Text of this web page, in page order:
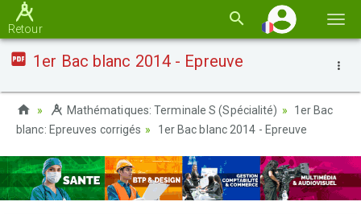
la
Retour
1er Bac blanc 2014 - Epreuve
Mathématiques: Terminale S (Spécialité)
1er Bac
blanc: Epreuves corrigés
1er Bac blanc 2014 - Epreuve